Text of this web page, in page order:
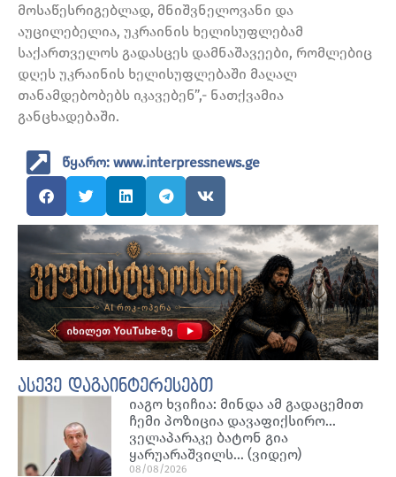
მოსაწესრიგებლად, მნიშვნელოვანი და
აუცილებელია, უკრაინის ხელისუფლებამ
საქართველოს გადასცეს დამნაშავეები, რომლებიც
დღეს უკრაინის ხელისუფლებაში მაღალ
თანამდებობებს იკავებენ”,- ნათქვამია
განცხადებაში.
წყარო: www.interpressnews.ge
ასევე დაგაინტერესებთ
იაგო ხვიჩია: მინდა ამ გადაცემით
ჩემი პოზიცია დავაფიქსირო…
ველაპარაკე ბატონ გია
ყარუარაშვილს… (ვიდეო)
08/08/2026